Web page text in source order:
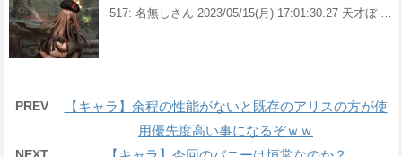
517: 名無しさん 2023/05/15(月) 17:01:30.27 天才ぼ …
PREV
【キャラ】余程の性能がないと既存のアリスの方が使
用優先度高い事になるぞｗｗ
NEXT